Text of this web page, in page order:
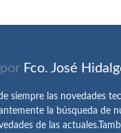
por Fco. José
siempre las novedades
la búsqueda de
de las